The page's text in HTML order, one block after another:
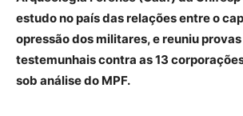
estudo no país das relações entre o
opressão dos militares, e reuniu
testemunhais contra as 13
sob análise do MPF.